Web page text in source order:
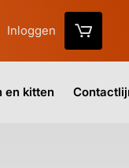
Inloggen
en kitten